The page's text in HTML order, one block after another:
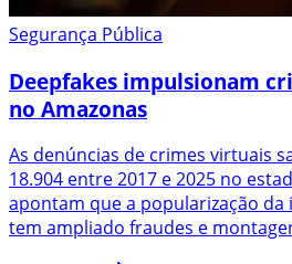
Segurança Pública
Deepfakes impulsionam
no Amazonas
As denúncias de crimes virtuais
18.904 entre 2017 e 2025 no
apontam que a popularização
tem ampliado fraudes e